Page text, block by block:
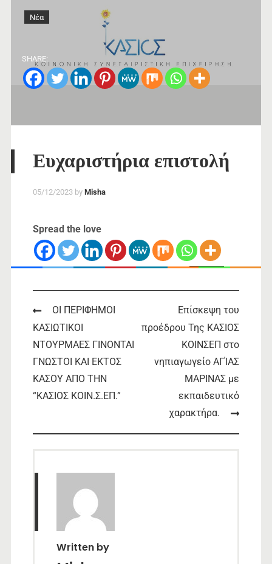
Νέα
SHARE:
Ευχαριστήρια επιστολή
05/12/2023 by Misha
Spread the love
ευχαριστήρια-επιστολή-Μηνάς-Μαλανδρής Download
Post
navigation
ΟΙ ΠΕΡΙΦΗΜΟΙ
ΚΑΣΙΩΤΙΚΟΙ
ΝΤΟΥΡΜΑΕΣ ΓΙΝΟΝΤΑΙ
ΓΝΩΣΤΟΙ ΚΑΙ ΕΚΤΟΣ
ΚΑΣΟΥ ΑΠΟ ΤΗΝ
“ΚΑΣΙΟΣ ΚΟΙΝ.Σ.ΕΠ.”
Επίσκεψη του
προέδρου Της ΚΑΣΙΟΣ
ΚΟΙΝΣΕΠ στο
νηπιαγωγείο ΑΓΊΑΣ
ΜΑΡΙΝΑΣ με
εκπαιδευτικό
χαρακτήρα.
Written by